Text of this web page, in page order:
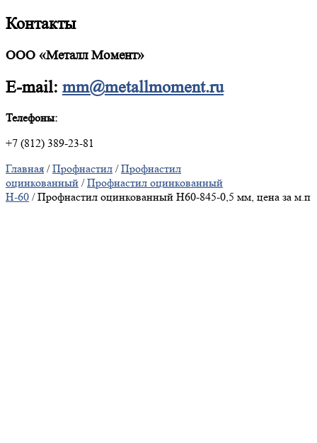
Контакты
ООО «Металл Момент»
E-mail: mm@metallmoment.ru
Телефоны:
+7 (812) 389-23-81
Главная /Профнастил /Профнастил
оцинкованный /Профнастил оцинкованный
Н-60 / Профнастил оцинкованный Н60-845-0,5 мм, цена за м.п